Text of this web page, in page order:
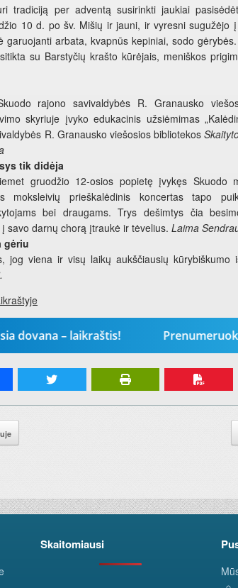
tradiciją per adventą susirinkti jaukiai
10 d. po šv. Mišių ir jauni, ir vyresni sugužėjo
garuojanti arbata, kvapnūs kepiniai, sodo gėrybės.
su Barstyčių krašto kūrėjais, meniškos
rajono savivaldybės R. Granausko
skyriuje įvyko edukacinis užsiėmimas
R. Granausko viešosios bibliotekos
tik didėja
gruodžio 12-osios popietę įvykęs Skuodo
moksleivių prieškalėdinis koncertas tapo
bei draugams. Trys dešimtys čia
savo darnų chorą įtraukė ir tėvelius. Laima
gėriu
jog viena ir visų laikų aukščiausių kūrybiškumo
– laikraštis! Prenumeruokite
Skaitomiausi